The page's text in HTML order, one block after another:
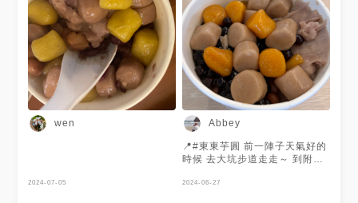
wen
2024-07-05
Abbey
📍#東東芋圓 前一陣子天氣好的
時候 去大坑步道走走～ 到附近
到本店超多人的～ 旁邊有停車
2024-06-27